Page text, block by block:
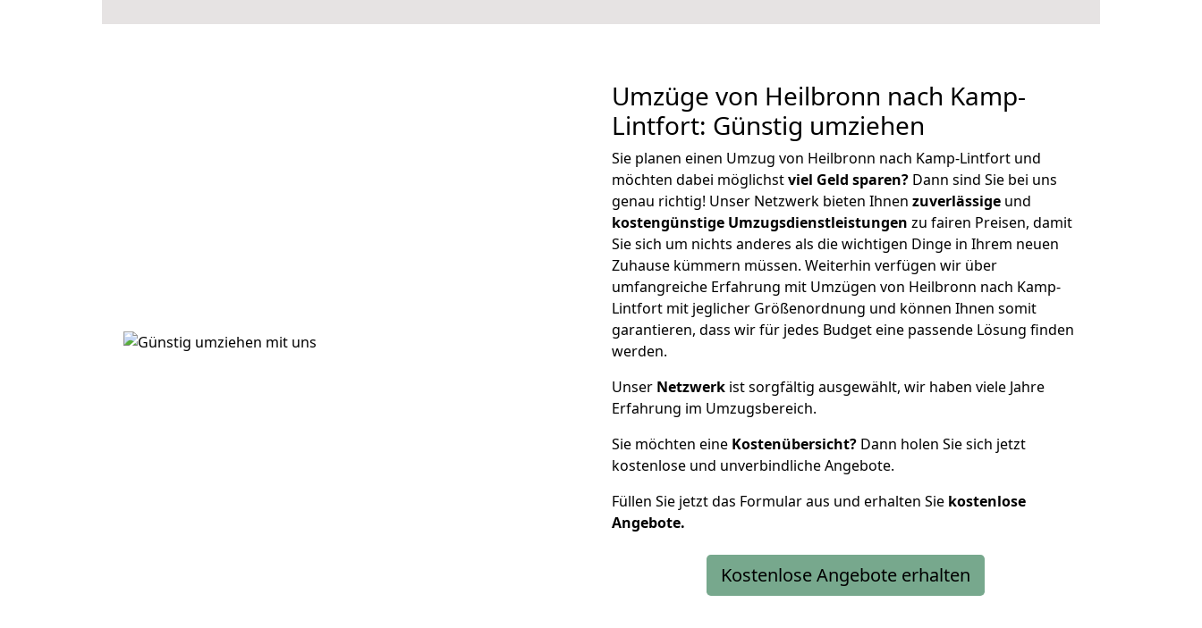
Umzüge von Heilbronn nach Kamp-
Lintfort: Günstig umziehen
Sie planen einen Umzug von Heilbronn nach Kamp-Lintfort und
möchten dabei möglichstviel Geld sparen? Dann sind Sie bei uns
genau richtig! Unser Netzwerk bieten Ihnen zuverlässige und
kostengünstige Umzugsdienstleistungen zu fairen Preisen, damit
Sie sich um nichts anderes als die wichtigen Dinge in Ihrem neuen
Zuhause kümmern müssen. Weiterhin verfügen wir über
umfangreiche Erfahrung mit Umzügen von Heilbronn nach Kamp-
Lintfort mit jeglicher Größenordnung und können Ihnen somit
garantieren, dass wir für jedes Budget eine passende Lösung finden
werden.
Unser Netzwerk ist sorgfältig ausgewählt, wir haben viele Jahre
Erfahrung im Umzugsbereich.
Sie möchten eine Kostenübersicht? Dann holen Sie sich jetzt
kostenlose und unverbindliche Angebote.
Füllen Sie jetzt das Formular aus und erhalten Sie kostenlose
Angebote.
Kostenlose Angebote erhalten